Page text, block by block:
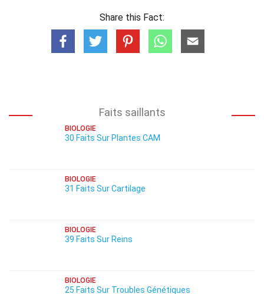
Share this Fact:
Faits saillants
BIOLOGIE
30 Faits Sur Plantes CAM
BIOLOGIE
31 Faits Sur Cartilage
BIOLOGIE
39 Faits Sur Reins
BIOLOGIE
25 Faits Sur Troubles Génétiques